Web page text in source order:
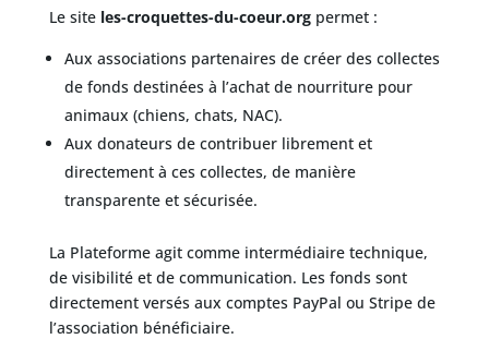
Le site les-croquettes-du-coeur.orgpermet :
Aux associations partenaires de créer des collectes
de fonds destinées à l’achat de nourriture pour
animaux (chiens, chats, NAC).
Aux donateurs de contribuer librement et
directement à ces collectes, de manière
transparente et sécurisée.
La Plateforme agit comme intermédiaire technique,
de visibilité et de communication. Les fonds sont
directement versés aux comptes PayPal ou Stripe de
l’association bénéficiaire.